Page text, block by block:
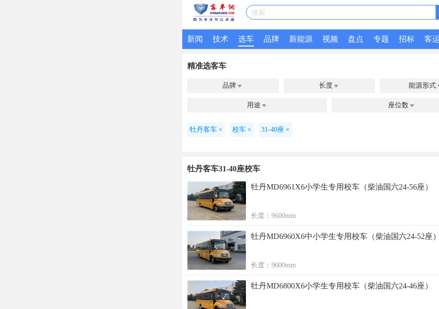
搜索
新闻 技术 选车 品牌 新能源 视频 盘点 专题 招标 客
精准选客车
品牌  长度 能源形式
用途  座位数 
牡丹客车 × 校车 × 31-40座 ×
牡丹客车31-40座校车
牡丹MD6961X6小学生专用校车（柴油国六24-56座）
长度：9600mm
牡丹MD6960X6中小学生专用校车（柴油国六24-52座
长度：9600mm
牡丹MD6800X6小学生专用校车（柴油国六24-46座）